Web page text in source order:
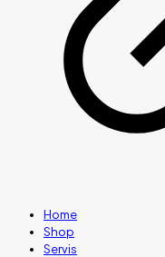
Home
Shop
Servis